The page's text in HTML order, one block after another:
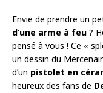
Envie de prendre un
d’une arme à feu ?
pensé à vous ! Ce «
un dessin du
d’un pistolet en
heureux des fans de